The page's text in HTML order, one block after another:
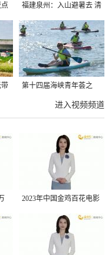
福建泉州：入山避暑去 清
凉好惬意
第十四届海峡青年荟之
2026榕台青年大学生水上
进入视频频道
交
2023年中国金鸡百花电影
节有福电影巡展31日启动